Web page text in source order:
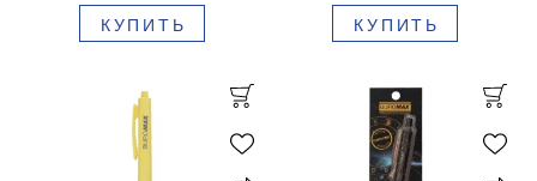
КУПИТЬ КУПИТЬ